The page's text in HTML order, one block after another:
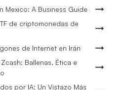
Mexico: A Business Guide
de criptomonedas de
de Internet en Irán
Ballenas, Ética e
por IA: Un Vistazo Más